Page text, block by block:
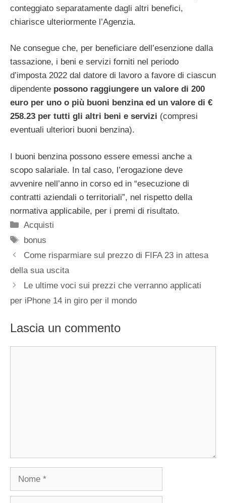
conteggiato separatamente dagli altri benefici,
chiarisce ulteriormente l’Agenzia.
Ne consegue che, per beneficiare dell’esenzione dalla
tassazione, i beni e servizi forniti nel periodo
d’imposta 2022 dal datore di lavoro a favore di ciascun
dipendente possono raggiungere un valore di 200
euro per uno o più buoni benzina ed un valore di €
258.23 per tutti gli altri beni e servizi (compresi
eventuali ulteriori buoni benzina).
I buoni benzina possono essere emessi anche a
scopo salariale. In tal caso, l’erogazione deve
avvenire nell’anno in corso ed in “esecuzione di
contratti aziendali o territoriali”, nel rispetto della
normativa applicabile, per i premi di risultato.
Categorie
Acquisti
Tag
bonus
Come risparmiare sul prezzo di FIFA 23 in attesa
della sua uscita
Le ultime voci sui prezzi che verranno applicati
per iPhone 14 in giro per il mondo
Lascia un commento
Nome